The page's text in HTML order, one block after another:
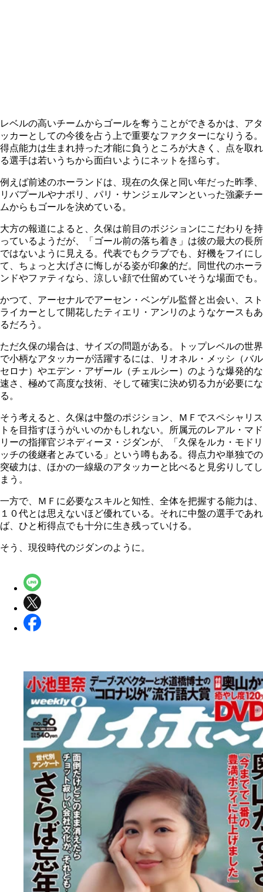
レベルの高いチームからゴールを奪うことができるかは、アタ
ッカーとしての今後を占う上で重要なファクターになりうる。
得点能力は生まれ持った才能に負うところが大きく、点を取れ
る選手は若いうちから面白いようにネットを揺らす。
例えば前述のホーランドは、現在の久保と同い年だった昨季、
リバプールやナポリ、パリ・サンジェルマンといった強豪チー
ムからもゴールを決めている。
大方の報道によると、久保は前目のポジションにこだわりを持
っているようだが、「ゴール前の落ち着き」は彼の最大の長所
ではないように見える。代表でもクラブでも、好機をフイにし
て、ちょっと大げさに悔しがる姿が印象的だ。同世代のホーラ
ンドやファティなら、涼しい顔で仕留めていそうな場面でも。
かつて、アーセナルでアーセン・ベンゲル監督と出会い、スト
ライカーとして開花したティエリ・アンリのようなケースもあ
るだろう。
ただ久保の場合は、サイズの問題がある。トップレベルの世界
で小柄なアタッカーが活躍するには、リオネル・メッシ（バル
セロナ）やエデン・アザール（チェルシー）のような爆発的な
速さ、極めて高度な技術、そして確実に決め切る力が必要にな
る。
そう考えると、久保は中盤のポジション、ＭＦでスペシャリス
トを目指すほうがいいのかもしれない。所属元のレアル・マド
リーの指揮官ジネディーヌ・ジダンが、「久保をルカ・モドリ
ッチの後継者とみている」という噂もある。得点力や単独での
突破力は、ほかの一線級のアタッカーと比べると見劣りしてし
まう。
一方で、ＭＦに必要なスキルと知性、全体を把握する能力は、
１０代とは思えないほど優れている。それに中盤の選手であれ
ば、ひと桁得点でも十分に生き残っていける。
そう、現役時代のジダンのように。